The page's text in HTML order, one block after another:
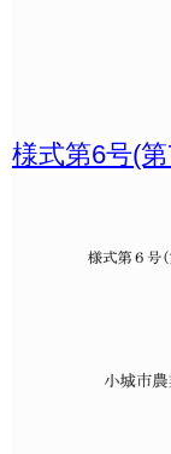
様式第6号(